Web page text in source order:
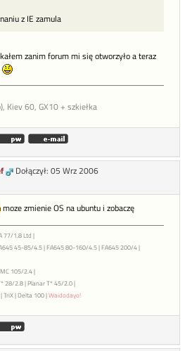
z IE zamula
zanim forum mi się otworzyło a teraz
Kiev 60, GX10 + szkiełka
Dołączył: 05 Wrz 2006
moze zmienie OS na ubuntu i zobaczę
77/1.8 Ltd |
45-85/4.5 | FA645 80-160/4.5 | FA645 200/4 |
105/2.4 |
28/2.8 | Planar T* 45/2.0 |
TriX | Delta 100 |Waidodayo!